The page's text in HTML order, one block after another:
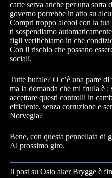
carte serva anche per una sorta
governo porrebbe in atto su
Compri troppo alcool con la tua
ti sospendiamo
figli verifichiamo in che
Con il rischio che possano
sociali.
Tutte bufale? O c’è una parte
ma la domanda che mi frulla è :
accettare questi controlli in
efficiente, senza corruzione e
Norvegia?
Bene, con questa pennellata di
Al prossimo giro.
Il post su Oslo aker Brygge è